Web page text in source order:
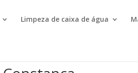
Limpeza de caixa de água